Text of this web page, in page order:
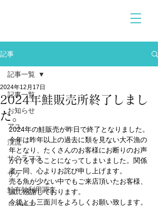
記事
記事一覧
お知らせ
アユ
渓流
サクラマス
サケ
鮭有効利用調査
記事一覧
2024年鮭販売所終了しまし
た。
2024年12月17日
2024年の鮭販売が昨日で終了となりました。
今年は昨年以上の過去に類を見ない大不漁の
年となり、たくさんのお客様にお断りのお声
がけをすることになってしまいました。関係
者一同、心よりお詫び申し上げます。
売る魚が少ない中でもご来店頂いたお客様、
誠に感謝しております。
今後とも三面川をよろしくお願い致します。